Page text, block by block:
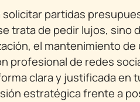
partidas
trata de pedir lujos, sino
el mantenimiento de
profesional de redes
clara y justificada en
estratégica frente a